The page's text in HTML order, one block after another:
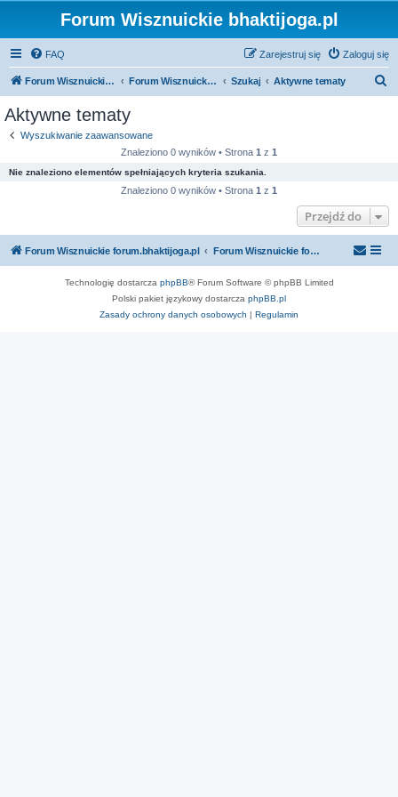
Forum Wisznuickie bhaktijoga.pl
FAQ Zaloguj się
Zarejestruj się
Forum Wisznuickie forum.bhaktijoga.pl Forum Wisznuickie forum.bhaktijoga.pl Szukaj Aktywne tematy
Aktywne tematy
Wyszukiwanie zaawansowane
Znaleziono 0 wyników • Strona 1 z 1
Nie znaleziono elementów spełniających kryteria szukania.
Znaleziono 0 wyników • Strona 1 z 1
Przejdź do
Forum Wisznuickie forum.bhaktijoga.pl Forum Wisznuickie forum.bhaktijoga.pl
Technologię dostarcza phpBB® Forum Software © phpBB Limited
Polski pakiet językowy dostarcza phpBB.pl
Zasady ochrony danych osobowych | Regulamin